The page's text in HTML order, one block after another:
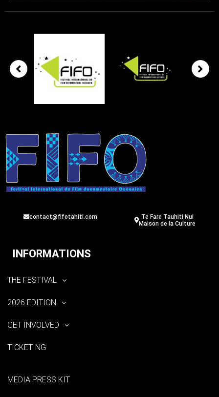
contact@fifotahiti.com
Te Fare Tauhiti Nui
Maison de la Culture
INFORMATIONS
THE FESTIVAL
2026 EDITION
GET INVOLVED
TICKETING
MEDIA PRESS KIT